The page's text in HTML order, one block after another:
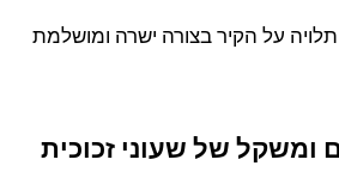
תלויה על הקיר בצורה ישרה ומושלמת
ומשקל של שעוני זכוכית